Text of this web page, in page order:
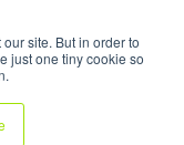
site. But in order to
just one tiny cookie so
DERECHOS